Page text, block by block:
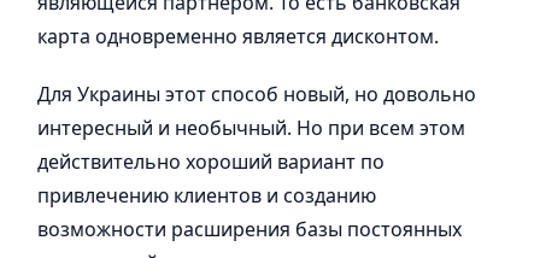
карта одновременно является дисконтом.
Для Украины этот способ новый, но довольно
интересный и необычный. Но при всем этом
действительно хороший вариант по
привлечению клиентов и созданию
возможности расширения базы постоянных